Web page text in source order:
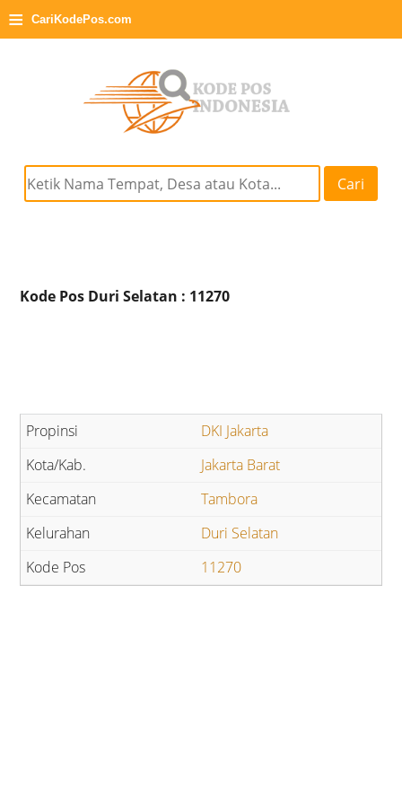
≡ CariKodePos.com
Cari
Kode Pos Duri Selatan : 11270
DKI Jakarta
Jakarta Barat
Tambora
Duri Selatan
11270